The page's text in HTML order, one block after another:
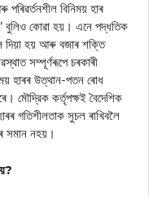
বিনিময় হাৰ
বুলিও কোৱা হয়। এনে পদ্ধতিক
দিয়া হয় আৰু বজাৰ শক্তি
সম্পূৰ্ণৰূপে চৰকাৰী
হাৰৰ উত্থান-পতন ৰোধ
মৌদ্রিক কর্তৃপক্ষই বৈদেশিক
গতিশীলতাক সুচল ৰাখিবলৈ
সমান নহয়।